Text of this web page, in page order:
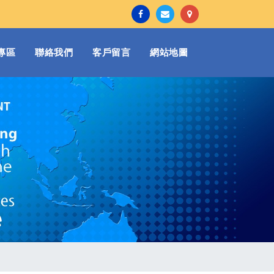
區 聯絡我們 客戶留言 網站地圖